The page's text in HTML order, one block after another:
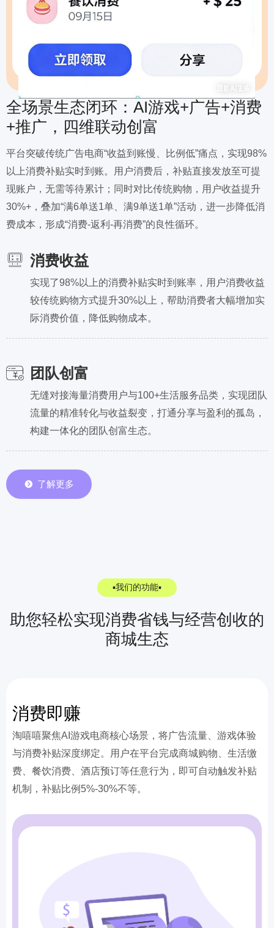
全场景生态闭环：AI游戏+广告+消费
+推广，四维联动创富
平台突破传统广告电商“收益到账慢、比例低”痛点，实现98%
以上消费补贴实时到账。用户消费后，补贴直接发放至可提
现账户，无需等待累计；同时对比传统购物，用户收益提升
30%+，叠加“满6单送1单、满9单送1单”活动，进一步降低消
费成本，形成“消费-返利-再消费”的良性循环。
뀹 了解更多
消费收益
实现了98%以上的消费补贴实时到账率，用户消费收益
较传统购物方式提升30%以上，帮助消费者大幅增加实
际消费价值，降低购物成本。
团队创富
无缝对接海量消费用户与100+生活服务品类，实现团队
流量的精准转化与收益裂变，打通分享与盈利的孤岛，
构建一体化的团队创富生态。
助您轻松实现消费省钱与经营创收的
商城生态
▪我们的功能▪
消费即赚
淘嘻嘻聚焦AI游戏电商核心场景，将广告流量、游戏体验
与消费补贴深度绑定。用户在平台完成商城购物、生活缴
费、餐饮消费、酒店预订等任意行为，即可自动触发补贴
机制，补贴比例5%-30%不等。